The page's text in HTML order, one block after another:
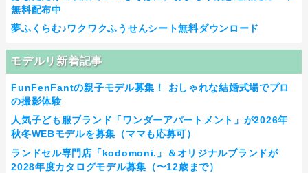
無料配布中
夢ふくらむ♪ワクワクふうせんシート無料ダウンロード
モデルリ新着記事
FunFenFantの親子モデル募集！ おしゃれな結婚式場でプロ
の撮影体験
人気子ども服ブランド「ワンダーアパートメント」が2026年
秋冬WEBモデルを募集（ママも応募可）
ランドセル専門店「kodomoni.」＆オリジナルブランドが
2028年度カタログモデル募集（〜12歳まで）